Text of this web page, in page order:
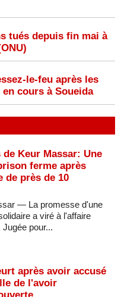
tués depuis fin mai à
le-feu après les
cours à Soueida
Keur Massar: Une
ferme après
de près de 10
— La promesse d'une
a viré à l'affaire
Jugée pour...
après avoir accusé
de l'avoir